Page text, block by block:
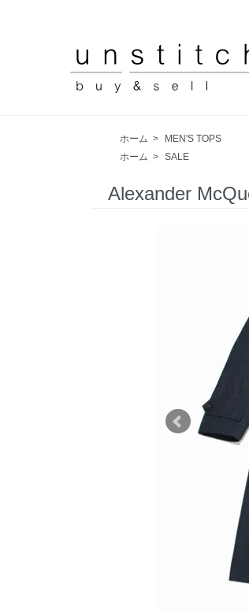
ホーム >
MEN'S TOPS
ホーム > SALE
Alexander